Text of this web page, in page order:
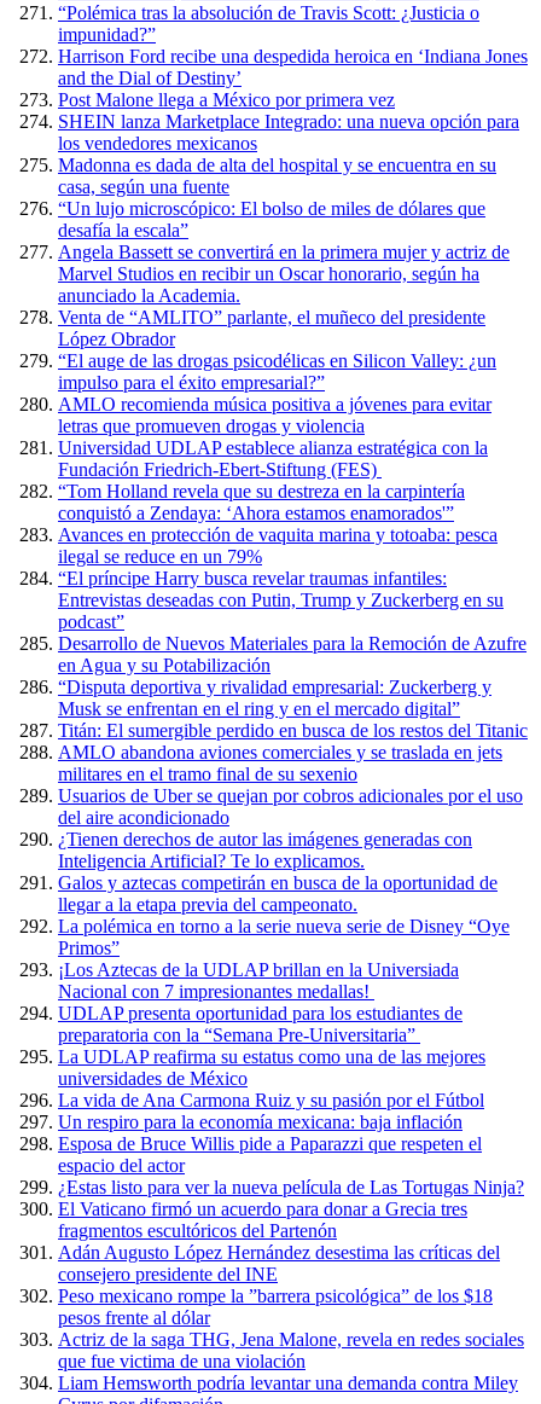
“Polémica tras la absolución de Travis Scott: ¿Justicia o
impunidad?”
Harrison Ford recibe una despedida heroica en ‘Indiana Jones
and the Dial of Destiny’
Post Malone llega a México por primera vez
SHEIN lanza Marketplace Integrado: una nueva opción para
los vendedores mexicanos
Madonna es dada de alta del hospital y se encuentra en su
casa, según una fuente
“Un lujo microscópico: El bolso de miles de dólares que
desafía la escala”
Angela Bassett se convertirá en la primera mujer y actriz de
Marvel Studios en recibir un Oscar honorario, según ha
anunciado la Academia.
Venta de “AMLITO” parlante, el muñeco del presidente
López Obrador
“El auge de las drogas psicodélicas en Silicon Valley: ¿un
impulso para el éxito empresarial?”
AMLO recomienda música positiva a jóvenes para evitar
letras que promueven drogas y violencia
Universidad UDLAP establece alianza estratégica con la
Fundación Friedrich-Ebert-Stiftung (FES)
“Tom Holland revela que su destreza en la carpintería
conquistó a Zendaya: ‘Ahora estamos enamorados'”
Avances en protección de vaquita marina y totoaba: pesca
ilegal se reduce en un 79%
“El príncipe Harry busca revelar traumas infantiles:
Entrevistas deseadas con Putin, Trump y Zuckerberg en su
podcast”
Desarrollo de Nuevos Materiales para la Remoción de Azufre
en Agua y su Potabilización
“Disputa deportiva y rivalidad empresarial: Zuckerberg y
Musk se enfrentan en el ring y en el mercado digital”
Titán: El sumergible perdido en busca de los restos del Titanic
AMLO abandona aviones comerciales y se traslada en jets
militares en el tramo final de su sexenio
Usuarios de Uber se quejan por cobros adicionales por el uso
del aire acondicionado
¿Tienen derechos de autor las imágenes generadas con
Inteligencia Artificial? Te lo explicamos.
Galos y aztecas competirán en busca de la oportunidad de
llegar a la etapa previa del campeonato.
La polémica en torno a la serie nueva serie de Disney “Oye
Primos”
¡Los Aztecas de la UDLAP brillan en la Universiada
Nacional con 7 impresionantes medallas!
UDLAP presenta oportunidad para los estudiantes de
preparatoria con la “Semana Pre-Universitaria”
La UDLAP reafirma su estatus como una de las mejores
universidades de México
La vida de Ana Carmona Ruiz y su pasión por el Fútbol
Un respiro para la economía mexicana: baja inflación
Esposa de Bruce Willis pide a Paparazzi que respeten el
espacio del actor
¿Estas listo para ver la nueva película de Las Tortugas Ninja?
El Vaticano firmó un acuerdo para donar a Grecia tres
fragmentos escultóricos del Partenón
Adán Augusto López Hernández desestima las críticas del
consejero presidente del INE
Peso mexicano rompe la ”barrera psicológica” de los $18
pesos frente al dólar
Actriz de la saga THG, Jena Malone, revela en redes sociales
que fue victima de una violación
Liam Hemsworth podría levantar una demanda contra Miley